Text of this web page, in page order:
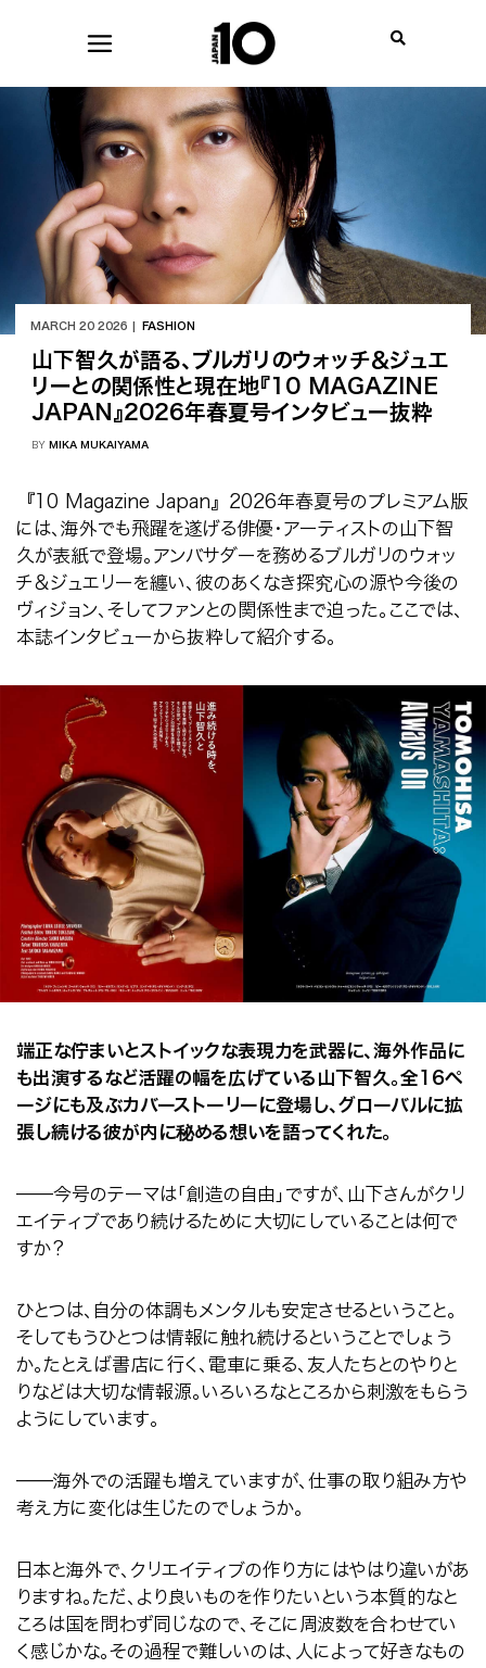
MARCH 20 2026 | FASHION
山下智久が語る、ブルガリのウォッチ＆ジュエ
リーとの関係性と現在地『10 MAGAZINE
JAPAN』2026年春夏号インタビュー抜粋
BY MIKA MUKAIYAMA
『10 Magazine Japan』2026年春夏号のプレミアム版
には、海外でも飛躍を遂げる俳優・アーティストの山下智
久が表紙で登場。アンバサダーを務めるブルガリのウォッ
チ＆ジュエリーを纏い、彼のあくなき探究心の源や今後の
ヴィジョン、そしてファンとの関係性まで迫った。ここでは、
本誌インタビューから抜粋して紹介する。
端正な佇まいとストイックな表現力を武器に、海外作品に
も出演するなど活躍の幅を広げている山下智久。全16ペ
ージにも及ぶカバーストーリーに登場し、グローバルに拡
張し続ける彼が内に秘める想いを語ってくれた。
──今号のテーマは「創造の自由」ですが、山下さんがクリ
エイティブであり続けるために大切にしていることは何で
すか？
ひとつは、自分の体調もメンタルも安定させるということ。
そしてもうひとつは情報に触れ続けるということでしょう
か。たとえば書店に行く、電車に乗る、友人たちとのやりと
りなどは大切な情報源。いろいろなところから刺激をもらう
ようにしています。
──海外での活躍も増えていますが、仕事の取り組み方や
考え方に変化は生じたのでしょうか。
日本と海外で、クリエイティブの作り方にはやはり違いがあ
りますね。ただ、より良いものを作りたいという本質的なと
ころは国を問わず同じなので、そこに周波数を合わせてい
く感じかな。その過程で難しいのは、人によって好きなもの